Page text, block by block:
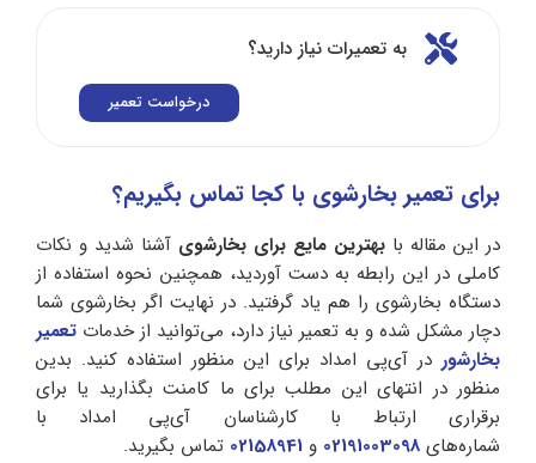
به تعمیرات نیاز دارید؟
درخواست تعمیر
برای تعمیر بخارشوی با کجا تماس بگیریم؟
در این مقاله با بهترین مایع برای بخارشوی آشنا شدید و نکات
کاملی در این رابطه به دست آوردید، همچنین نحوه استفاده از
دستگاه بخارشوی را هم یاد گرفتید. در نهایت اگر بخارشوی شما
دچار مشکل شده و به تعمیر نیاز دارد، می‌توانید از خدمات تعمیر
بخارشور در آی‌پی امداد برای این منظور استفاده کنید. بدین
منظور در انتهای این مطلب برای ما کامنت بگذارید یا برای
برقراری ارتباط با کارشناسان آی‌پی امداد با
شماره‌های 02191003098 و 02158941 تماس بگیرید.